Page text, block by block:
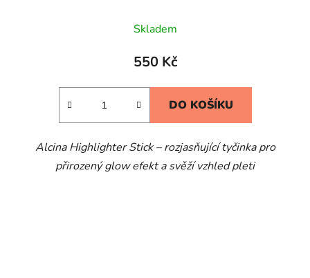
Skladem
550 Kč
DO KOŠÍKU
Alcina Highlighter Stick – rozjasňující tyčinka pro
přirozený glow efekt a svěží vzhled pleti